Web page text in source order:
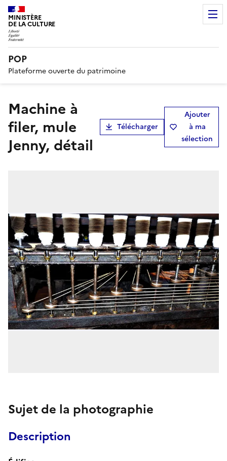
MINISTÈRE
DE LA CULTURE
POP
Plateforme ouverte du patrimoine
machine à
filer, mule
Jenny, détail
Télécharger
Ajouter
à ma
sélection
Sujet de la photographie
Description